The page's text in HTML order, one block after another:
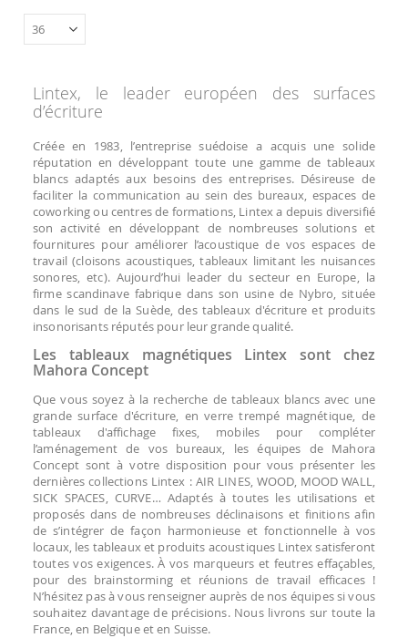
Lintex, le leader européen des surfaces
d’écriture
Créée en 1983, l’entreprise suédoise a acquis une solide
réputation en développant toute une gamme de tableaux
blancs adaptés aux besoins des entreprises. Désireuse de
faciliter la communication au sein des bureaux, espaces de
coworking ou centres de formations, Lintex a depuis diversifié
son activité en développant de nombreuses solutions et
fournitures pour améliorer l’acoustique de vos espaces de
travail (cloisons acoustiques, tableaux limitant les nuisances
sonores, etc). Aujourd’hui leader du secteur en Europe, la
firme scandinave fabrique dans son usine de Nybro, située
dans le sud de la Suède, des tableaux d'écriture et produits
insonorisants réputés pour leur grande qualité.
Les tableaux magnétiques Lintex sont chez
Mahora Concept
Que vous soyez à la recherche de tableaux blancs avec une
grande surface d'écriture, en verre trempé magnétique, de
tableaux d'affichage fixes, mobiles pour compléter
l’aménagement de vos bureaux, les équipes de Mahora
Concept sont à votre disposition pour vous présenter les
dernières collections Lintex : AIR LINES, WOOD, MOOD WALL,
SICK SPACES, CURVE… Adaptés à toutes les utilisations et
proposés dans de nombreuses déclinaisons et finitions afin
de s’intégrer de façon harmonieuse et fonctionnelle à vos
locaux, les tableaux et produits acoustiques Lintex satisferont
toutes vos exigences. À vos marqueurs et feutres effaçables,
pour des brainstorming et réunions de travail efficaces !
N’hésitez pas à vous renseigner auprès de nos équipes si vous
souhaitez davantage de précisions. Nous livrons sur toute la
France, en Belgique et en Suisse.